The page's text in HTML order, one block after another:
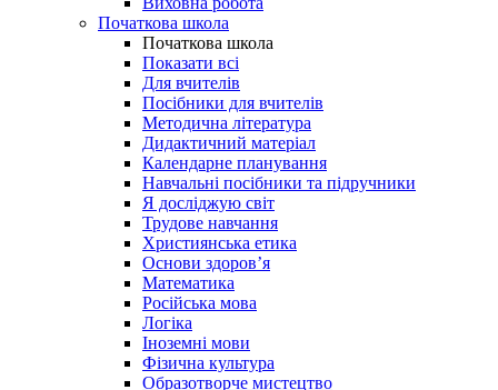
Початкова школа
Початкова школа
Показати всі
Для вчителів
Посібники для вчителів
Методична література
Дидактичний матеріал
Календарне планування
Навчальні посібники та підручники
Я досліджую світ
Трудове навчання
Християнська етика
Основи здоров’я
Математика
Російська мова
Логіка
Іноземні мови
Фізична культура
Образотворче мистецтво